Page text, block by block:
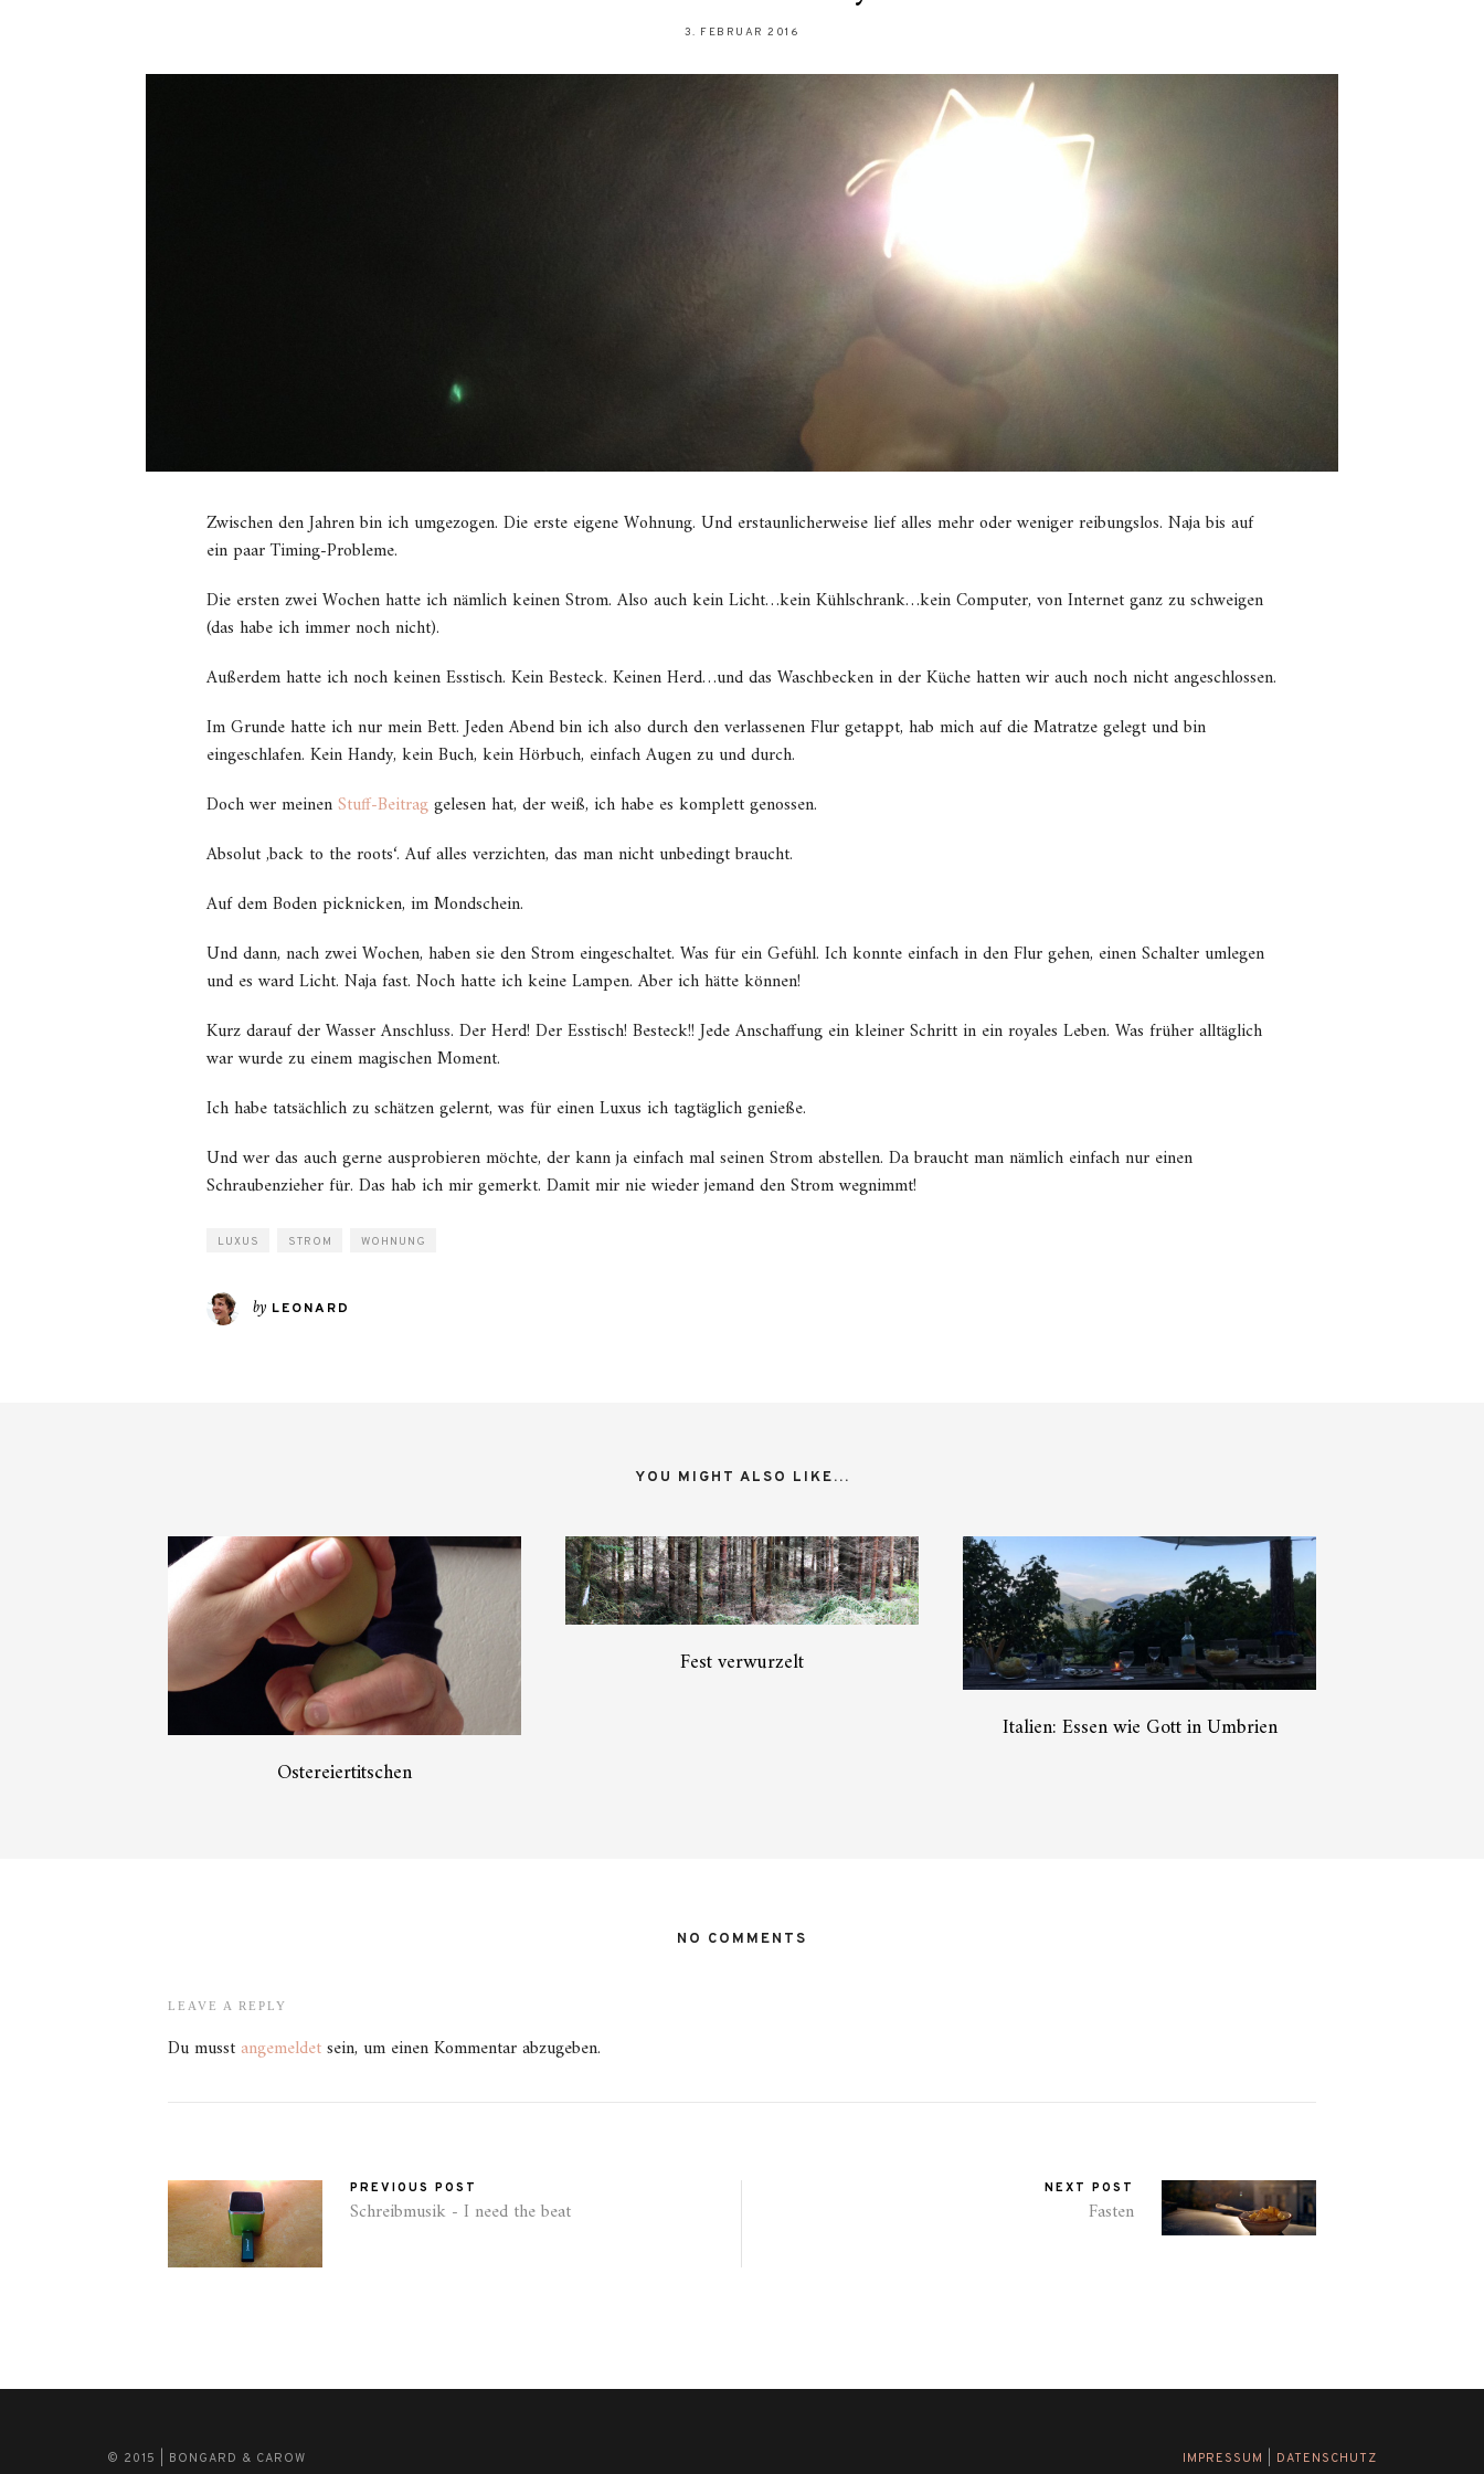
3. FEBRUAR 2016
Zwischen den Jahren bin ich umgezogen. Die erste eigene Wohnung. Und erstaunlicherweise lief alles mehr oder weniger reibungslos. Naja bis auf
ein paar Timing-Probleme.
Die ersten zwei Wochen hatte ich nämlich keinen Strom. Also auch kein Licht…kein Kühlschrank…kein Computer, von Internet ganz zu schweigen
(das habe ich immer noch nicht).
Außerdem hatte ich noch keinen Esstisch. Kein Besteck. Keinen Herd…und das Waschbecken in der Küche hatten wir auch noch nicht angeschlossen.
Im Grunde hatte ich nur mein Bett. Jeden Abend bin ich also durch den verlassenen Flur getappt, hab mich auf die Matratze gelegt und bin
eingeschlafen. Kein Handy, kein Buch, kein Hörbuch, einfach Augen zu und durch.
Doch wer meinenStuff-Beitraggelesen hat, der weiß, ich habe es komplett genossen.
Absolut ,back to the roots‘. Auf alles verzichten, das man nicht unbedingt braucht.
Auf dem Boden picknicken, im Mondschein.
Und dann, nach zwei Wochen, haben sie den Strom eingeschaltet. Was für ein Gefühl. Ich konnte einfach in den Flur gehen, einen Schalter umlegen
und es ward Licht. Naja fast. Noch hatte ich keine Lampen. Aber ich hätte können!
Kurz darauf der Wasser Anschluss. Der Herd! Der Esstisch! Besteck!! Jede Anschaffung ein kleiner Schritt in ein royales Leben. Was früher alltäglich
war wurde zu einem magischen Moment.
Ich habe tatsächlich zu schätzen gelernt, was für einen Luxus ich tagtäglich genieße.
Und wer das auch gerne ausprobieren möchte, der kann ja einfach mal seinen Strom abstellen. Da braucht man nämlich einfach nur einen
Schraubenzieher für. Das hab ich mir gemerkt. Damit mir nie wieder jemand den Strom wegnimmt!
LUXUS STROM WOHNUNG
by LEONARD
YOU MIGHT ALSO LIKE...
Ostereiertitschen
Fest verwurzelt
Italien: Essen wie Gott in Umbrien
NO COMMENTS
LEAVE A REPLY
Du musst angemeldetsein, um einen Kommentar abzugeben.
PREVIOUS POST
Schreibmusik - I need the beat
NEXT POST
Fasten
© 2015 | BONGARD & CAROW IMPRESSUM DATENSCHUTZ